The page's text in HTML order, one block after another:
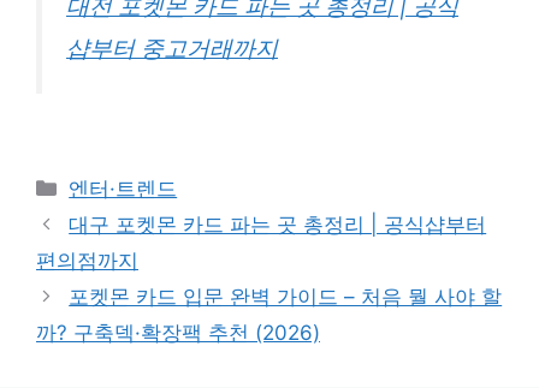
샵부터 중고거래까지
카
테
고
리
엔터·트렌드
대구 포켓몬 카드 파는 곳 총정리 | 공식샵부터
편의점까지
포켓몬 카드 입문 완벽 가이드 – 처음 뭘 사야 할
까? 구축덱·확장팩 추천 (2026)